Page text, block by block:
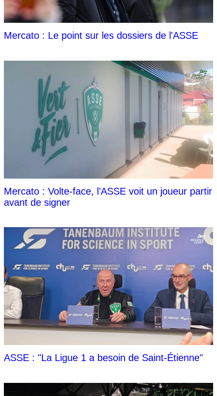
Mercato : Le point sur les dossiers de l'ASSE
Mercato : Volte-face, l’ASSE voit un joueur partir
avant de signer
ASSE : "La Ligue 1 a besoin de Saint-Étienne"